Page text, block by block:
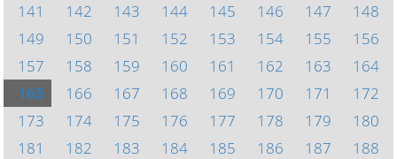
141
142 143 144 145 146 147
148
149
150 151 152 153 154 155
156
157
158 159 160 161 162 163
164
165
166 167 168 169 170 171
172
173
174 175 176 177 178 179
180
181
182 183 184 185 186 187
188